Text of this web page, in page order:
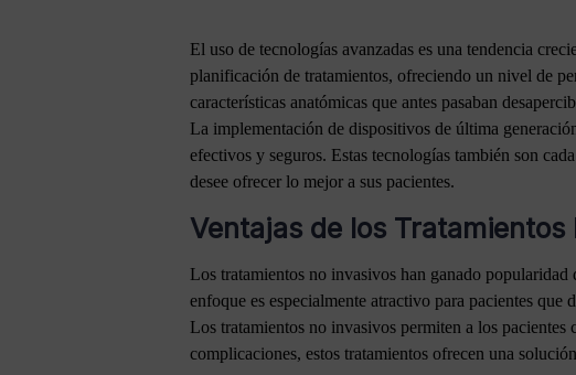
El uso de tecnologías avanzadas es una tendencia
planificación de tratamientos, ofreciendo un nivel de
características anatómicas que antes pasaban
La implementación de dispositivos de última
efectivos y seguros. Estas tecnologías también son
desee ofrecer lo mejor a sus pacientes.
Ventajas de los Tratamientos
Los tratamientos no invasivos han ganado
enfoque es especialmente atractivo para pacientes que
Los tratamientos no invasivos permiten a los
complicaciones, estos tratamientos ofrecen una